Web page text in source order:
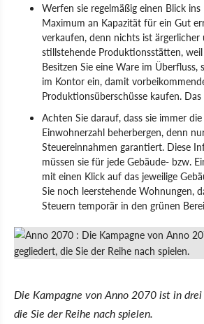
Werfen sie regelmäßig einen Blick
Maximum an Kapazität für ein Gut
verkaufen, denn nichts ist ärgerlicher
stillstehende Produktionsstätten,
Besitzen Sie eine Ware im Überfluss,
im Kontor ein, damit
Produktionsüberschüsse kaufen.
Achten Sie darauf, dass sie immer
Einwohnerzahl beherbergen, denn
Steuereinnahmen garantiert. Diese
müssen sie für jede Gebäude- bzw.
mit einen Klick auf das jeweilige
Sie noch leerstehende Wohnungen,
Steuern temporär in den grünen
Die Kampagne von Anno 2070 ist in
die Sie der Reihe nach spielen.